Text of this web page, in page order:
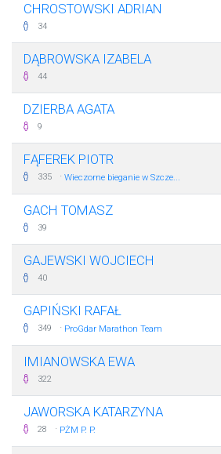
CHROSTOWSKI ADRIAN
34
DĄBROWSKA IZABELA
44
DZIERBA AGATA
9
FĄFEREK PIOTR
335 · Wieczorne bieganie w Szcze...
GACH TOMASZ
39
GAJEWSKI WOJCIECH
40
GAPIŃSKI RAFAŁ
349 · ProGdar Marathon Team
IMIANOWSKA EWA
322
JAWORSKA KATARZYNA
28 · PŻM P. P.